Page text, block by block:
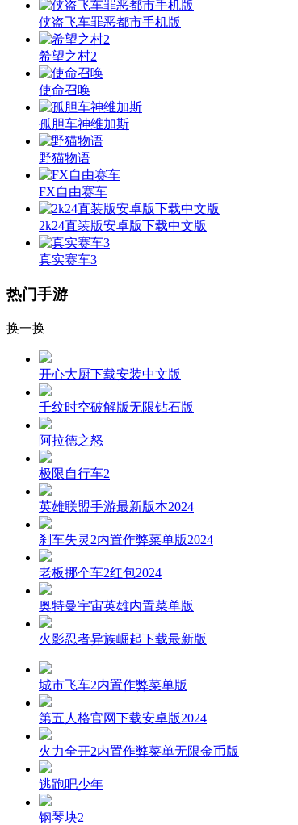
侠盗飞车罪恶都市手机版
希望之村2
使命召唤
孤胆车神维加斯
野猫物语
FX自由赛车
2k24直装版安卓版下载中文版
真实赛车3
热门手游
换一换
开心大厨下载安装中文版
千纹时空破解版无限钻石版
阿拉德之怒
极限自行车2
英雄联盟手游最新版本2024
刹车失灵2内置作弊菜单版2024
老板挪个车2红包2024
奥特曼宇宙英雄内置菜单版
火影忍者异族崛起下载最新版
城市飞车2内置作弊菜单版
第五人格官网下载安卓版2024
火力全开2内置作弊菜单无限金币版
逃跑吧少年
钢琴块2